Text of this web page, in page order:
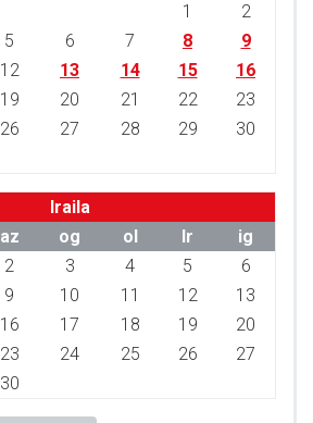
1
2
5 6 7 8
9
12 13 14 15
16
19 20 21 22
23
26 27 28 29
30
Iraila
az og ol lr
ig
2 3 4 5
6
9 10 11 12
13
16 17 18 19
20
23 24 25 26
27
30